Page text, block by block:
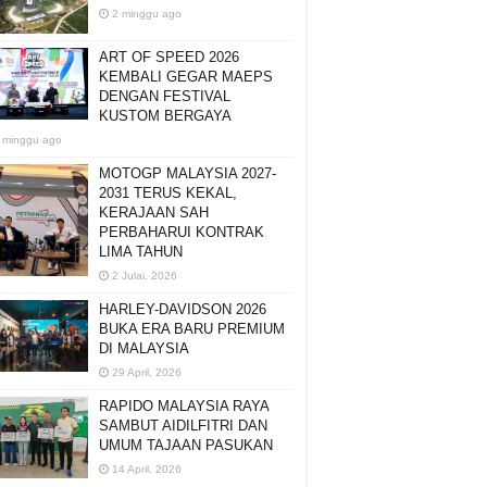
2 minggu ago
ART OF SPEED 2026
KEMBALI GEGAR MAEPS
DENGAN FESTIVAL
KUSTOM BERGAYA
minggu ago
MOTOGP MALAYSIA 2027-
2031 TERUS KEKAL,
KERAJAAN SAH
PERBAHARUI KONTRAK
LIMA TAHUN
2 Julai, 2026
HARLEY-DAVIDSON 2026
BUKA ERA BARU PREMIUM
DI MALAYSIA
29 April, 2026
RAPIDO MALAYSIA RAYA
SAMBUT AIDILFITRI DAN
UMUM TAJAAN PASUKAN
14 April, 2026